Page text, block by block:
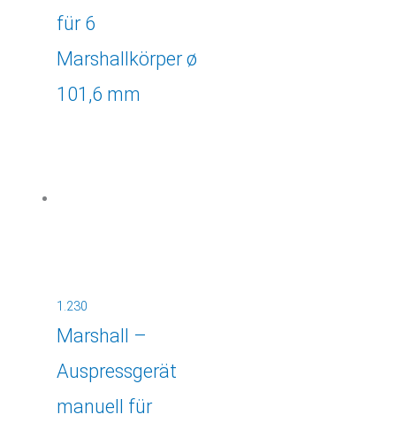
für 6
Marshallkörper ø
101,6 mm
1.230
Marshall –
Auspressgerät
manuell für